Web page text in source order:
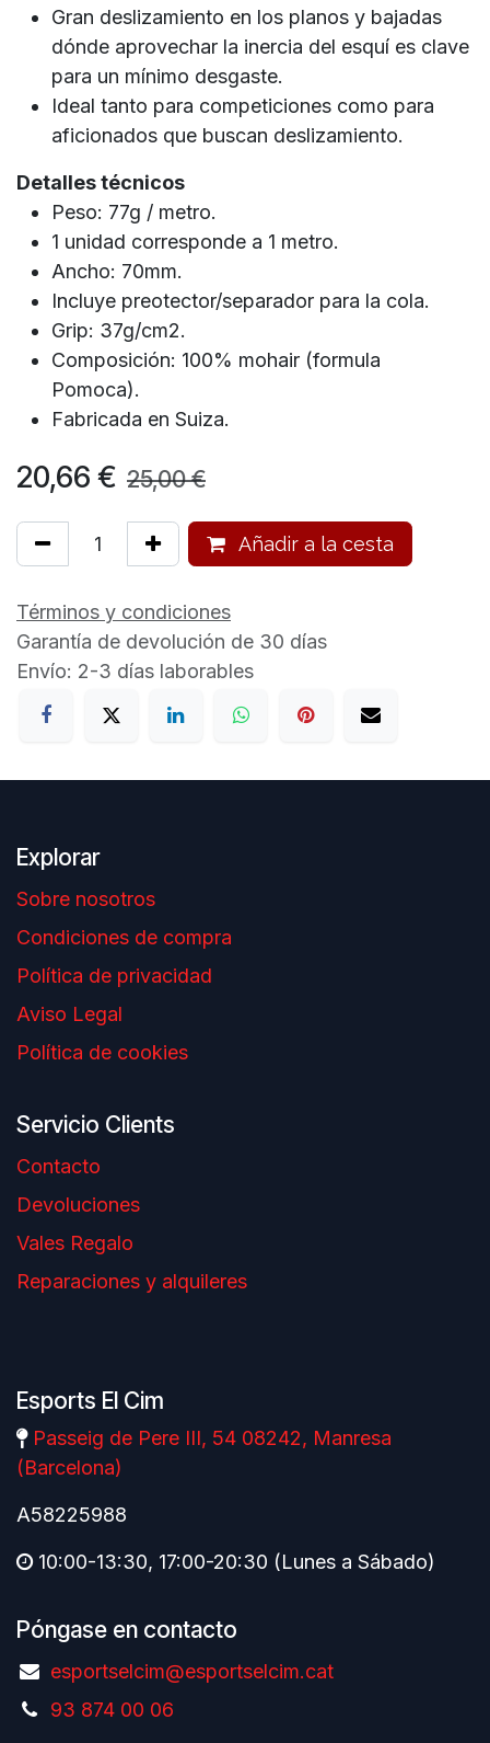
Gran deslizamiento en los planos y bajadas
dónde aprovechar la inercia del esquí es clave
para un mínimo desgaste.
Ideal tanto para competiciones como para
aficionados que buscan deslizamiento.
Detalles técnicos
Peso: 77g / metro.
1 unidad corresponde a 1 metro.
Ancho: 70mm.
Incluye preotector/separador para la cola.
Grip: 37g/cm2.
Composición: 100% mohair (formula
Pomoca).
Fabricada en Suiza.
20,66 € 25,00€
Añadir a la cesta
Términos y condiciones
Garantía de devolución de 30 días
Envío: 2-3 días laborables
Explorar
Sobre nosotros
Condiciones de compra
Política de privacidad
Aviso Legal
Política de cookies
Servicio Clients
Contacto
Devoluciones
Vales Regalo
Reparaciones y alquileres
Esports El Cim
Passeig de Pere III, 54 08242, Manresa
(Barcelona)
A58225988
10:00-13:30, 17:00-20:30 (Lunes a Sábado)
Póngase en contacto
esportselcim@esportselcim.cat
93 874 00 06